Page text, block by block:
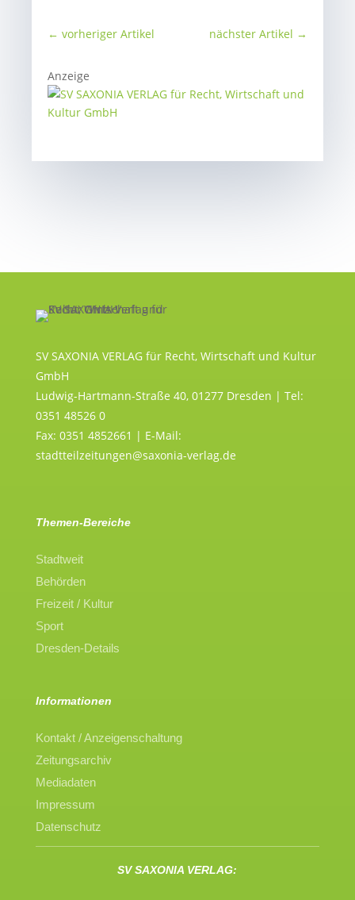
←vorheriger Artikel nächster Artikel →
Anzeige
SV SAXONIA VERLAG für Recht, Wirtschaft und Kultur
GmbH
Ludwig-Hartmann-Straße 40, 01277 Dresden | Tel:
0351 48526 0
Fax: 0351 4852661 | E-Mail:
stadtteilzeitungen@saxonia-verlag.de
Themen-Bereiche
Stadtweit
Behörden
Freizeit / Kultur
Sport
Dresden-Details
Informationen
Kontakt / Anzeigenschaltung
Zeitungsarchiv
Mediadaten
Impressum
Datenschutz
SV SAXONIA VERLAG: